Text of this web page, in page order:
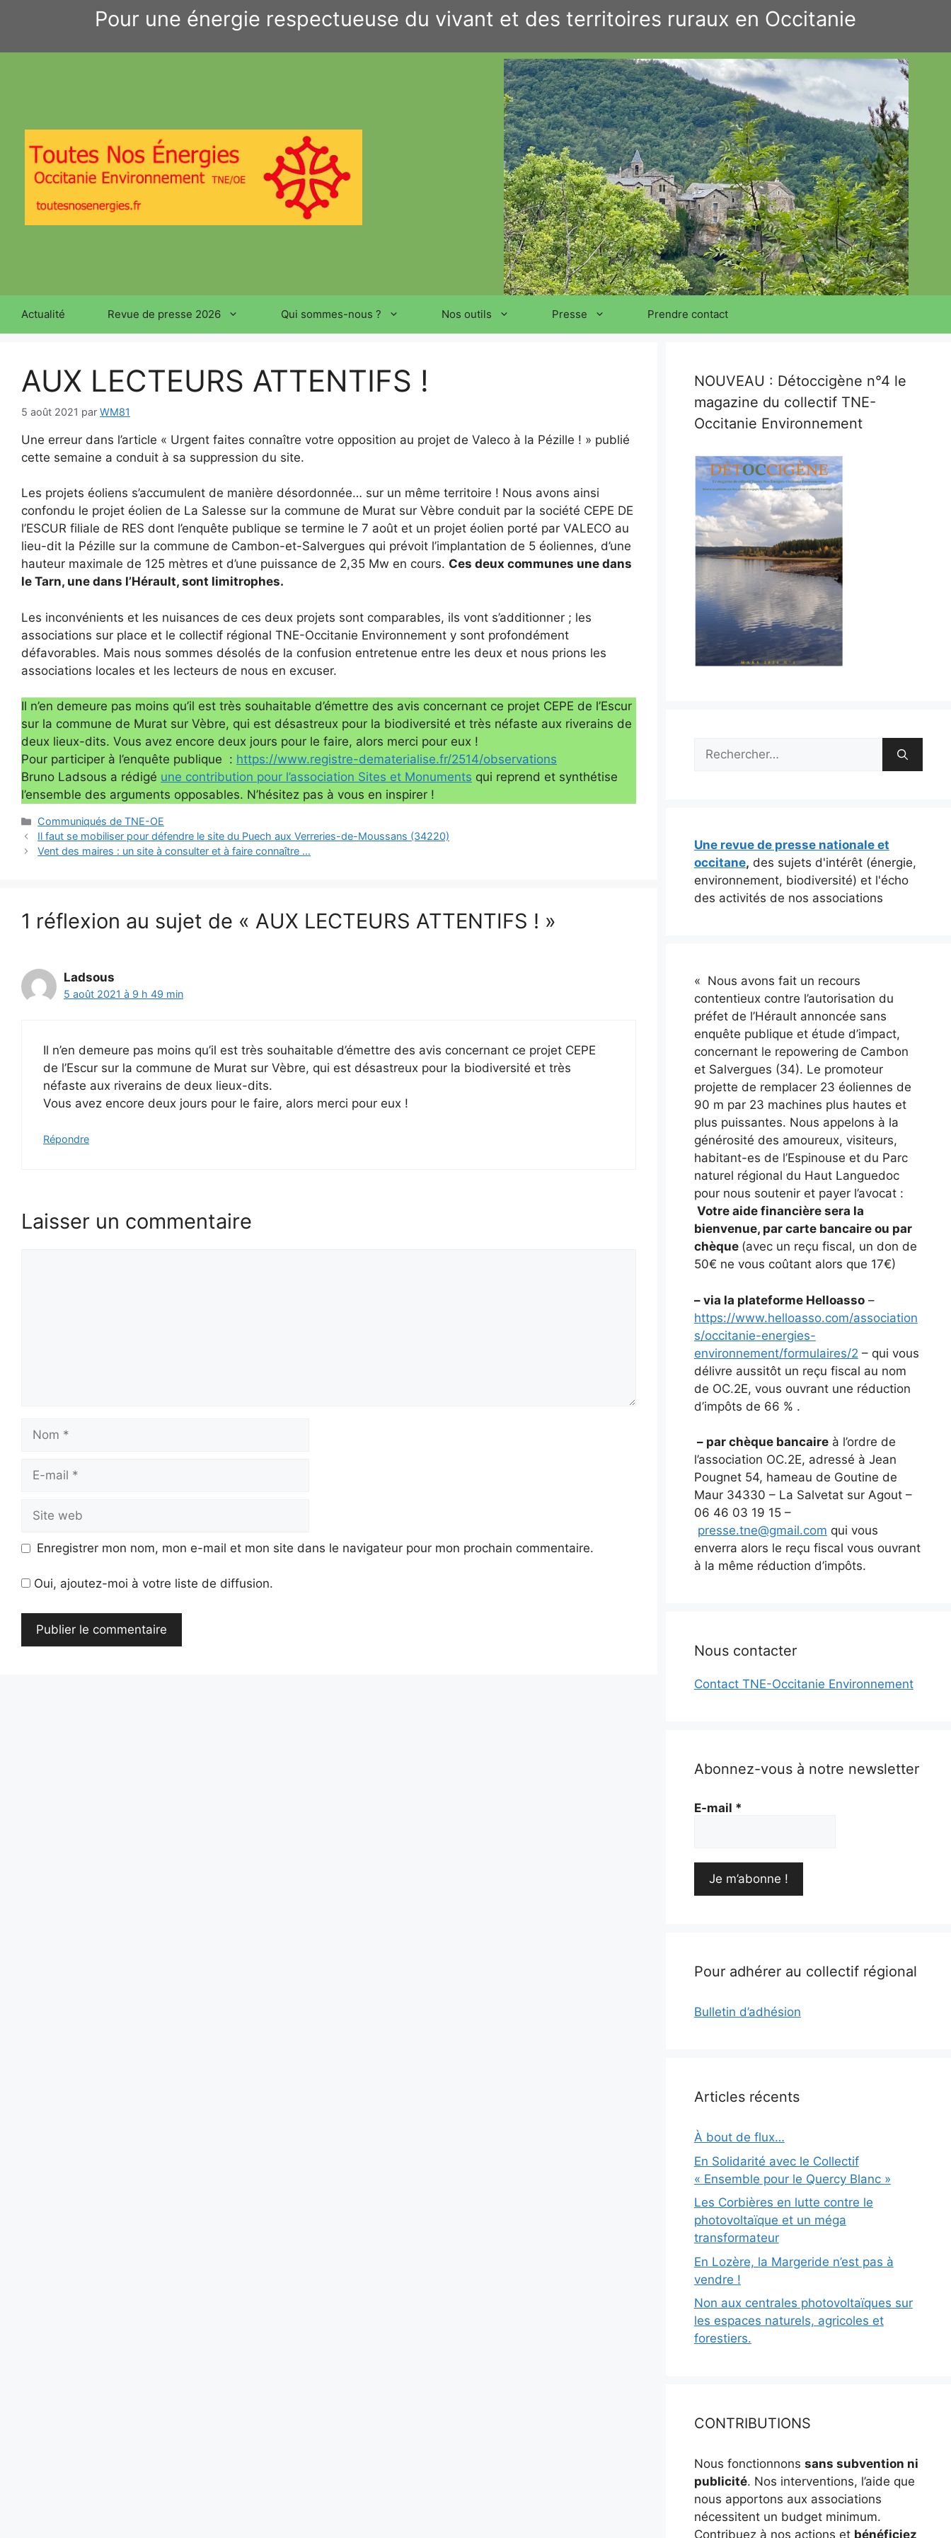
Pour une énergie respectueuse du vivant et des territoires ruraux en Occitanie
Actualité Revue de presse 2026 Qui sommes-nous ? Nos outils Presse Prendre contact
AUX LECTEURS ATTENTIFS !
5 août 2021 par WM81
Une erreur dans l’article « Urgent faites connaître votre opposition au projet de Valeco à la Pézille ! » publié
cette semaine a conduit à sa suppression du site.
Les projets éoliens s’accumulent de manière désordonnée… sur un même territoire ! Nous avons ainsi
confondu le projet éolien de La Salesse sur la commune de Murat sur Vèbre conduit par la société CEPE DE
l’ESCUR filiale de RES dont l’enquête publique se termine le 7 août et un projet éolien porté par VALECO au
lieu-dit la Pézille sur la commune de Cambon-et-Salvergues qui prévoit l’implantation de 5 éoliennes, d’une
hauteur maximale de 125 mètres et d’une puissance de 2,35 Mw en cours. Ces deux communes une dans
le Tarn, une dans l’Hérault, sont limitrophes.
Les inconvénients et les nuisances de ces deux projets sont comparables, ils vont s’additionner ; les
associations sur place et le collectif régional TNE-Occitanie Environnement y sont profondément
défavorables. Mais nous sommes désolés de la confusion entretenue entre les deux et nous prions les
associations locales et les lecteurs de nous en excuser.
Il n’en demeure pas moins qu’il est très souhaitable d’émettre des avis concernant ce projet CEPE de l’Escur
sur la commune de Murat sur Vèbre, qui est désastreux pour la biodiversité et très néfaste aux riverains de
deux lieux-dits. Vous avez encore deux jours pour le faire, alors merci pour eux !
Pour participer à l’enquête publique : https://www.registre-dematerialise.fr/2514/observations
Bruno Ladsous a rédigé une contribution pour l’association Sites et Monuments qui reprend et synthétise
l’ensemble des arguments opposables. N’hésitez pas à vous en inspirer !
Catégories
Communiqués de TNE-OE
Il faut se mobiliser pour défendre le site du Puech aux Verreries-de-Moussans (34220)
Vent des maires : un site à consulter et à faire connaître …
1 réflexion au sujet de « AUX LECTEURS ATTENTIFS ! »
Ladsous
5 août 2021 à 9 h 49 min
Il n’en demeure pas moins qu’il est très souhaitable d’émettre des avis concernant ce projet CEPE
de l’Escur sur la commune de Murat sur Vèbre, qui est désastreux pour la biodiversité et très
néfaste aux riverains de deux lieux-dits.
Vous avez encore deux jours pour le faire, alors merci pour eux !
Répondre
Laisser un commentaire
mail
web
Enregistrer mon nom, mon e-mail et mon site dans le navigateur pour mon prochain commentaire.
Oui, ajoutez-moi à votre liste de diffusion.
NOUVEAU : Détoccigène n°4 le
magazine du collectif TNE-
Occitanie Environnement
Rechercher :
Une revue de presse nationale et
occitane, des sujets d'intérêt (énergie,
environnement, biodiversité) et l'écho
des activités de nos associations
« Nous avons fait un recours
contentieux contre l’autorisation du
préfet de l’Hérault annoncée sans
enquête publique et étude d’impact,
concernant le repowering de Cambon
et Salvergues (34). Le promoteur
projette de remplacer 23 éoliennes de
90 m par 23 machines plus hautes et
plus puissantes. Nous appelons à la
générosité des amoureux, visiteurs,
habitant-es de l’Espinouse et du Parc
naturel régional du Haut Languedoc
pour nous soutenir et payer l’avocat :
Votre aide financière sera la
bienvenue, par carte bancaire ou par
chèque (avec un reçu fiscal, un don de
50€ ne vous coûtant alors que 17€)
– via la plateforme Helloasso–
https://www.helloasso.com/association
s/occitanie-energies-
environnement/formulaires/2 – qui vous
délivre aussitôt un reçu fiscal au nom
de OC.2E, vous ouvrant une réduction
d’impôts de 66 % .
– par chèque bancaireà l’ordre de
l’association OC.2E, adressé à Jean
Pougnet 54, hameau de Goutine de
Maur 34330 – La Salvetat sur Agout –
06 46 03 19 15 –
presse.tne@gmail.com qui vous
enverra alors le reçu fiscal vous ouvrant
à la même réduction d’impôts.
Nous contacter
Contact TNE-Occitanie Environnement
Abonnez-vous à notre newsletter
E-mail *
Pour adhérer au collectif régional
Bulletin d’adhésion
Articles récents
À bout de flux…
En Solidarité avec le Collectif
« Ensemble pour le Quercy Blanc »
Les Corbières en lutte contre le
photovoltaïque et un méga
transformateur
En Lozère, la Margeride n’est pas à
vendre !
Non aux centrales photovoltaïques sur
les espaces naturels, agricoles et
forestiers.
CONTRIBUTIONS
Nous fonctionnons sans subvention ni
publicité. Nos interventions, l’aide que
nous apportons aux associations
nécessitent un budget minimum.
Contribuez à nos actions et bénéficiez